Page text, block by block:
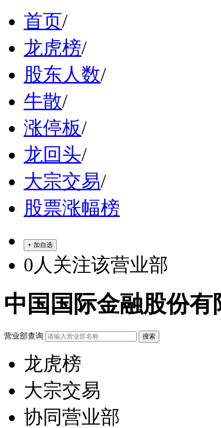
首页/
龙虎榜/
股东人数/
牛散/
涨停板/
龙回头/
大宗交易/
股票涨幅榜
+ 加自选
0 人关注该营业部
中国国际金融股份
营业部查询
龙虎榜
大宗交易
协同营业部